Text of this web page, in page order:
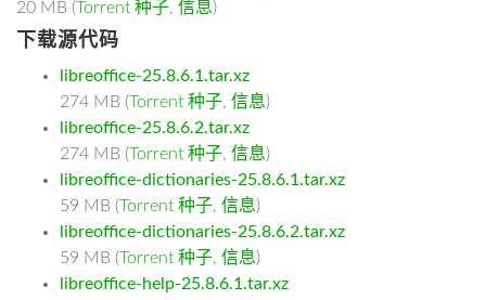
20 MB (Torrent 种子, 信息)
下载源代码
libreoffice-25.8.6.1.tar.xz
274 MB (Torrent 种子, 信息)
libreoffice-25.8.6.2.tar.xz
274 MB (Torrent 种子, 信息)
libreoffice-dictionaries-25.8.6.1.tar.xz
59 MB (Torrent 种子, 信息)
libreoffice-dictionaries-25.8.6.2.tar.xz
59 MB (Torrent 种子, 信息)
libreoffice-help-25.8.6.1.tar.xz